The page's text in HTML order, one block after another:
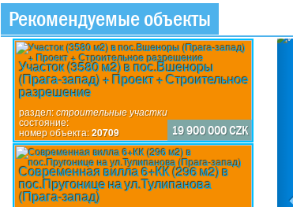
Рекомендуемые объекты
Участок (3580 м2) в пос.Вшеноры
(Прага-запад) + Проект + Строительное
разрешение
раздел:строительные участки
состояние:
номер объекта:20709 19 900 000 CZK
Современная вилла 6+КК (296 м2) в
пос.Пругонице на ул.Тулипанова
(Прага-запад)